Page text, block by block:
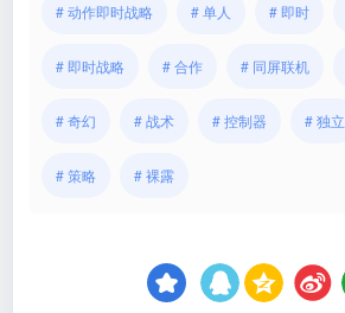
# 动作即时战略 # 单人 # 即时
# 即时战略 # 合作 # 同屏联机
# 奇幻 # 战术 # 控制器 # 独立
# 策略 # 裸露